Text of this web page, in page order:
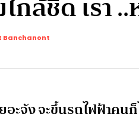
Banchanont
ะจัง จะขึ้นรถไฟฟ้าคน